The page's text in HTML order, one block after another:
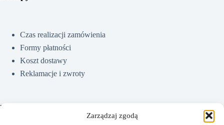
Zarządzaj zgodą
Czas realizacji zamówienia
Formy płatności
Koszt dostawy
Reklamacje i zwroty
Pomoc